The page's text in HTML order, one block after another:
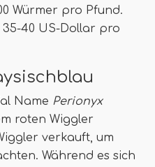
Würmer pro Pfund.
40 US-Dollar pro
Name Perionyx
roten Wiggler
verkauft, um
Während es sich